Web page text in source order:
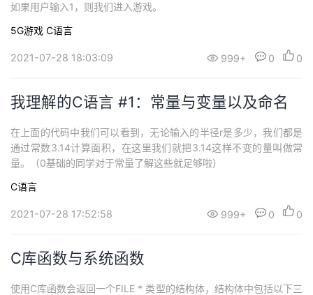
如果用户输入1，则我们进入游戏。
5G游戏 C语言
2021-07-28 18:03:09 999+ 0 0
我理解的C语言 #1：常量与变量以及命名
在上面的代码中我们可以看到，无论输入的半径r是多少，我们都是
通过常数3.14计算面积，在这里我们就把3.14这样不变的量叫做常
量。（0基础的同学对于常量了解这些就足够啦）
C语言
2021-07-28 17:52:58 999+ 0 0
C库函数与系统函数
使用C库函数会返回一个FILE * 类型的结构体，结构体中包括以下三